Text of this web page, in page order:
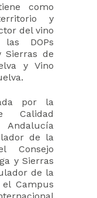
como
y
del vino
DOPs
Sierras de
y Vino
por la
Calidad
de la
Consejo
y Sierras
de la
el Campus